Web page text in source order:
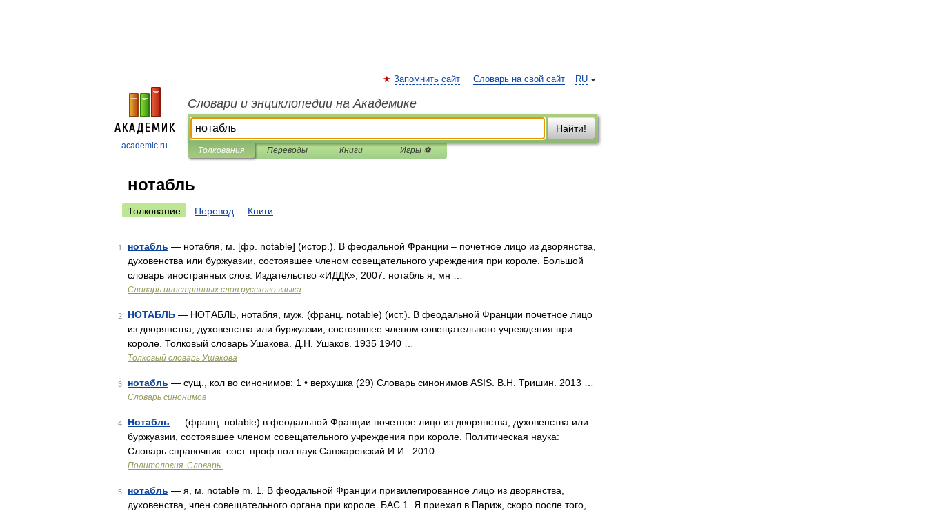
academic.ru
RU
Запомнить сайт Словарь на свой сайт
Словари и энциклопедии на Академике
Найти!
Толкования Переводы Книги Игры ⚽
нотабль
Толкование Перевод Книги
1 нотабль — нотабля, м. [фр. notable] (истор.). В феодальной Франции – почетное лицо из дворянства,
духовенства или буржуазии, состоявшее членом совещательного учреждения при короле. Большой
словарь иностранных слов. Издательство «ИДДК», 2007. нотабль я, мн …
Словарь иностранных слов русского языка
2 НОТАБЛЬ — НОТАБЛЬ, нотабля, муж. (франц. notable) (ист.). В феодальной Франции почетное лицо
из дворянства, духовенства или буржуазии, состоявшее членом совещательного учреждения при
короле. Толковый словарь Ушакова. Д.Н. Ушаков. 1935 1940 …
Толковый словарь Ушакова
3 нотабль — сущ., кол во синонимов: 1 • верхушка (29) Словарь синонимов ASIS. В.Н. Тришин. 2013 …
Словарь синонимов
4 Нотабль — (франц. notable) в феодальной Франции почетное лицо из дворянства, духовенства или
буржуазии, состоявшее членом совещательного учреждения при короле. Политическая наука:
Словарь справочник. сост. проф пол наук Санжаревский И.И.. 2010 …
Политология. Словарь.
5 нотабль — я, м. notable m. 1. В феодальной Франции привилегированное лицо из дворянства,
духовенства, член совещательного органа при короле. БАС 1. Я приехал в Париж, скоро после того,